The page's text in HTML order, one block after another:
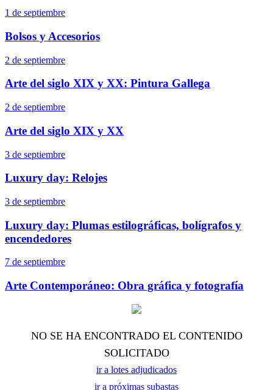
1 de septiembre
Bolsos y Accesorios
2 de septiembre
Arte del siglo XIX y XX: Pintura Gallega
2 de septiembre
Arte del siglo XIX y XX
3 de septiembre
Luxury day: Relojes
3 de septiembre
Luxury day: Plumas estilográficas, bolígrafos y
encendedores
7 de septiembre
Arte Contemporáneo: Obra gráfica y fotografía
NO SE HA ENCONTRADO EL CONTENIDO
SOLICITADO
ir a lotes adjudicados
ir a próximas subastas